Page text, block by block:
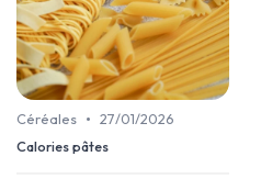
Céréales • 27/01/2026
Calories pâtes